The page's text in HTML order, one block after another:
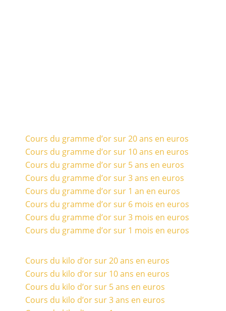
Cours du gramme d’or sur 20 ans en euros
Cours du gramme d’or sur 10 ans en euros
Cours du gramme d’or sur 5 ans en euros
Cours du gramme d’or sur 3 ans en euros
Cours du gramme d’or sur 1 an en euros
Cours du gramme d’or sur 6 mois en euros
Cours du gramme d’or sur 3 mois en euros
Cours du gramme d’or sur 1 mois en euros
Cours du kilo d’or sur 20 ans en euros
Cours du kilo d’or sur 10 ans en euros
Cours du kilo d’or sur 5 ans en euros
Cours du kilo d’or sur 3 ans en euros